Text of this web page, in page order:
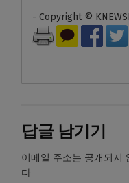
- Copyright ©
답글 남기기
이메일 주소는 공개되지
다